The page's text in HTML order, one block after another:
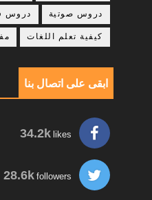
دروس صوتية دروس
كيفية تعلم اللغات
ابقى على اتصال بنا
34.2klikes
28.6kfollowers